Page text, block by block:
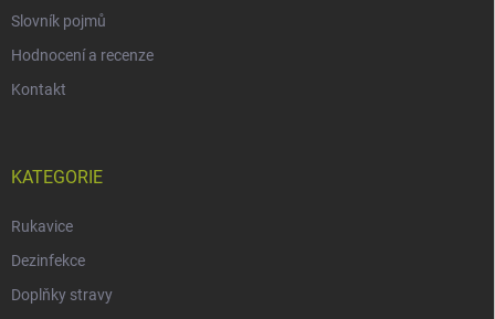
Slovník pojmů
Hodnocení a recenze
Kontakt
KATEGORIE
Rukavice
Dezinfekce
Doplňky stravy